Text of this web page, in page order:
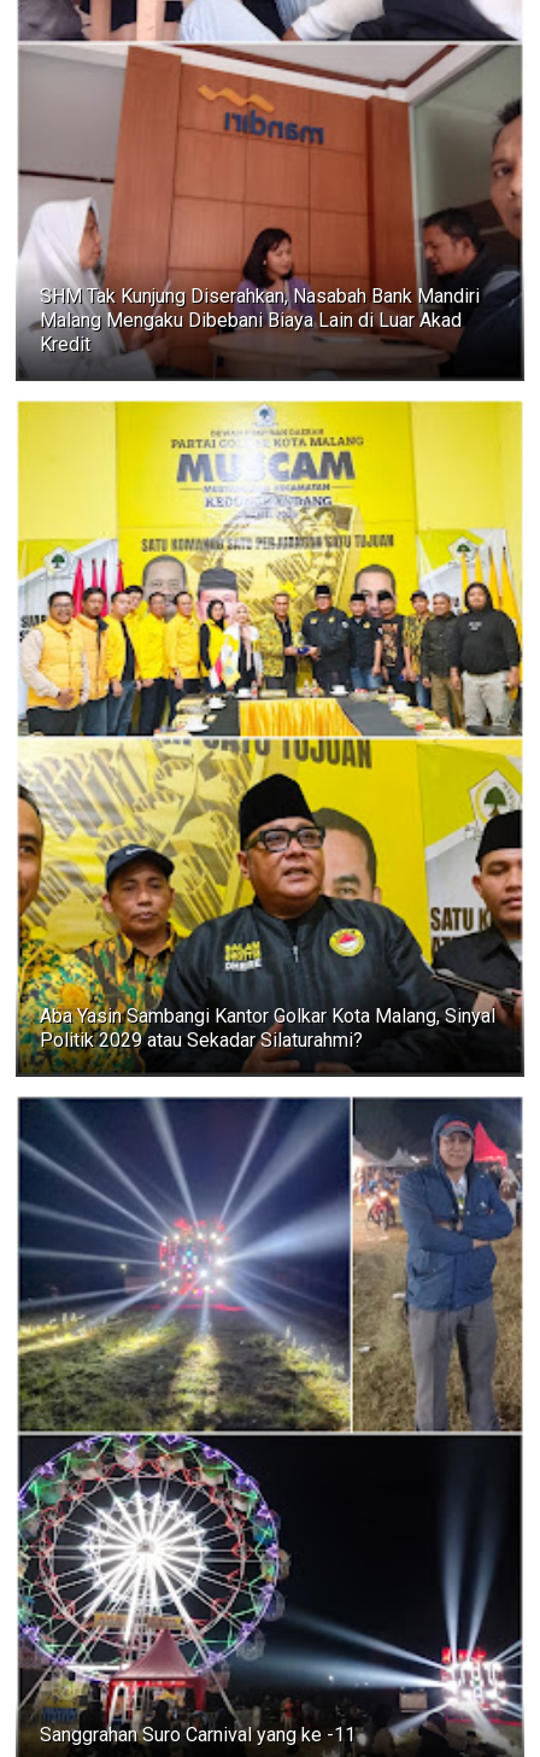
SHM Tak Kunjung Diserahkan, Nasabah Bank Mandiri
Malang Mengaku Dibebani Biaya Lain di Luar Akad
Kredit
Aba Yasin Sambangi Kantor Golkar Kota Malang, Sinyal
Politik 2029 atau Sekadar Silaturahmi?
Sanggrahan Suro Carnival yang ke -11